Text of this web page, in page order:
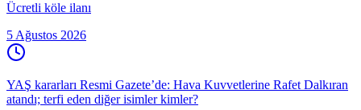
Ücretli köle ilanı
5 Ağustos 2026
YAŞ kararları Resmi Gazete’de: Hava Kuvvetlerine Rafet Dalkıran
atandı; terfi eden diğer isimler kimler?